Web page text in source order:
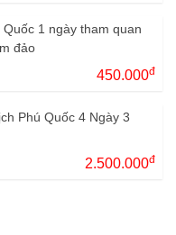
Quốc 1 ngày tham quan
đảo
450.000đ
Phú Quốc 4 Ngày 3
2.500.000đ